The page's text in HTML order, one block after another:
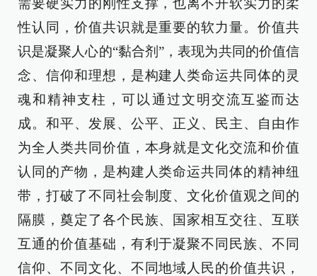
需要硬实力的刚性支撑，也离不开软实力的柔
性认同，价值共识就是重要的软力量。价值共
识是凝聚人心的“黏合剂”，表现为共同的价值信
念、信仰和理想，是构建人类命运共同体的灵
魂和精神支柱，可以通过文明交流互鉴而达
成。和平、发展、公平、正义、民主、自由作
为全人类共同价值，本身就是文化交流和价值
认同的产物，是构建人类命运共同体的精神纽
带，打破了不同社会制度、文化价值观之间的
隔膜，奠定了各个民族、国家相互交往、互联
互通的价值基础，有利于凝聚不同民族、不同
信仰、不同文化、不同地域人民的价值共识，